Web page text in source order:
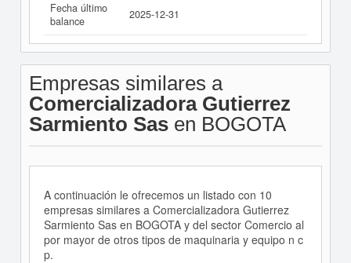
Fecha último
balance
2025-12-31
Empresas similares a
Comercializadora Gutierrez
Sarmiento Sasen BOGOTA
A continuación le ofrecemos un listado con 10
empresas similares a Comercializadora Gutierrez
Sarmiento Sas en BOGOTA y del sector Comercio al
por mayor de otros tipos de maquinaria y equipo n c
p.